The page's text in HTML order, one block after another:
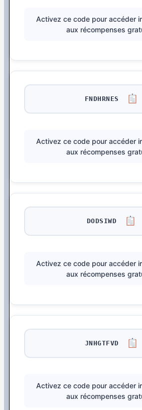
Activez ce code pour accéder
aux récompenses
FNDHRNES
Activez ce code pour accéder
aux récompenses
DODSIWD
Activez ce code pour accéder
aux récompenses
JNHGTFVD
Activez ce code pour accéder
aux récompenses